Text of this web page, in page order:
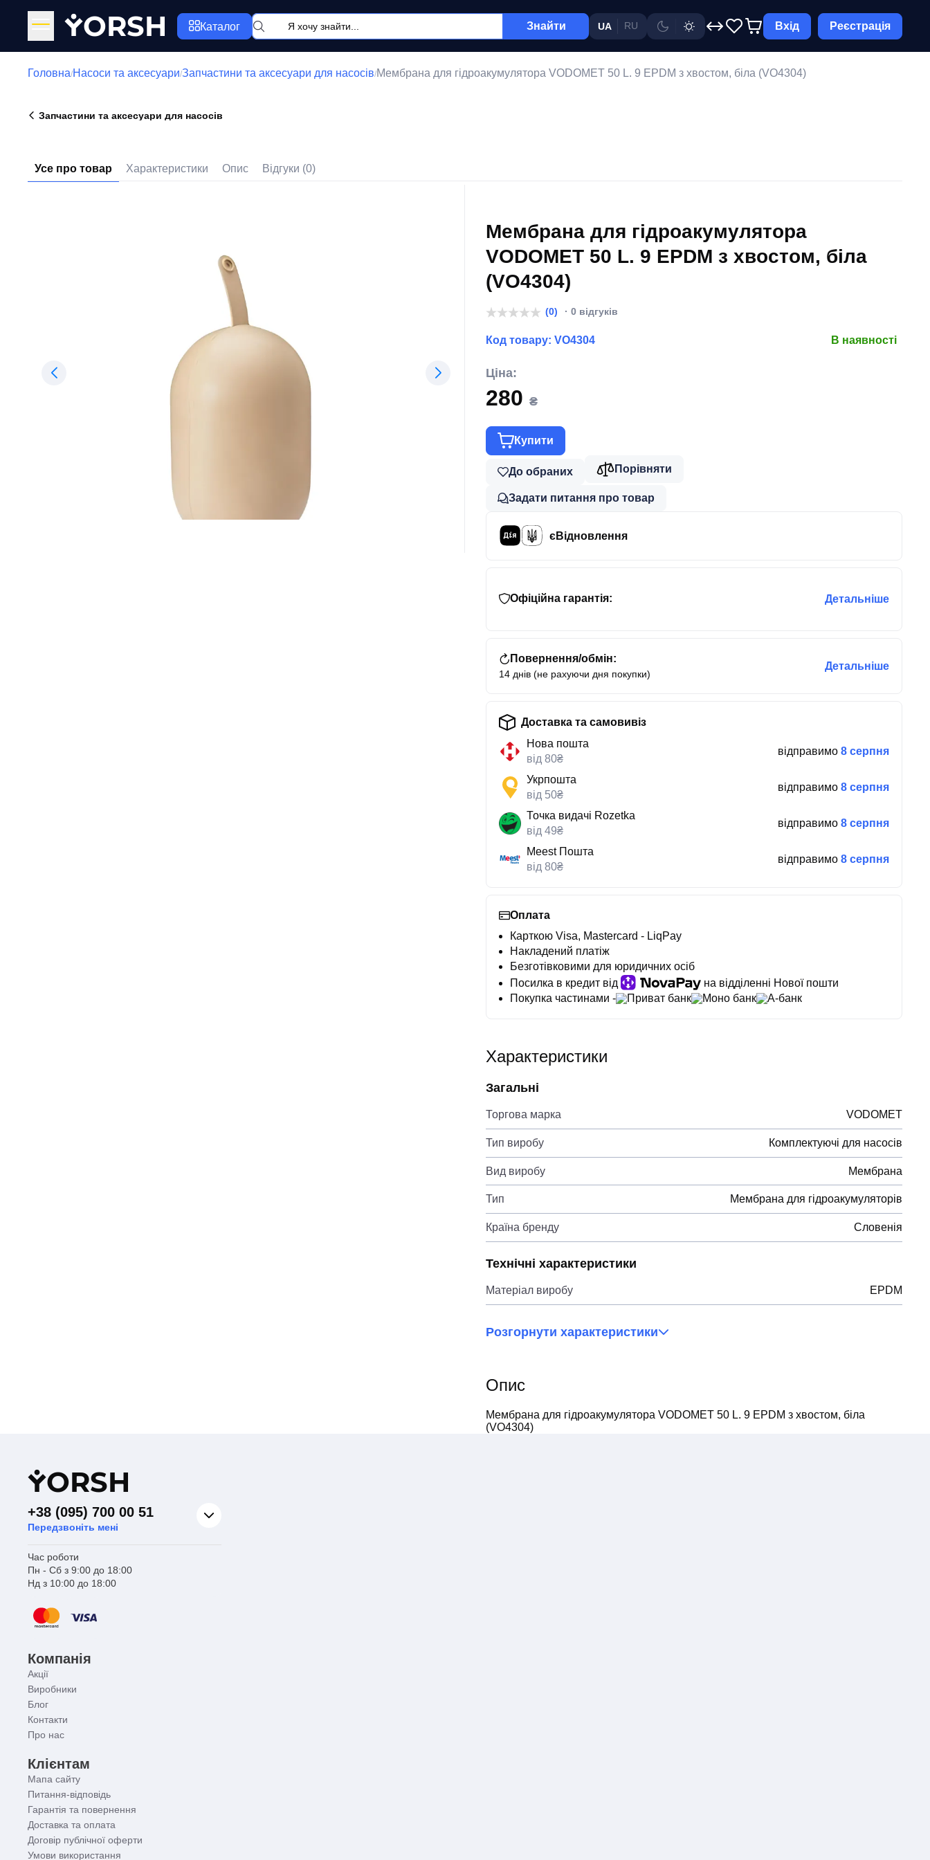
YORSH Каталог Знайти UA RU Вхід Реєстрація
Головна/Насоси та аксесуари/Запчастини та аксесуари для насосів/Мембрана для гідроакумулятора VODOMET 50 L. 9 EPDM з хвостом, біла (VO4304)
Запчастини та аксесуари для насосів
Усе про товар Характеристики Опис Відгуки (0)
Мембрана для гідроакумулятора
VODOMET 50 L. 9 EPDM з хвостом, біла
(VO4304)
(0) · 0 відгуків
Код товару: VO4304 В наявності
Ціна:
280 ₴
Купити
До обраних Порівняти
Задати питання про товар
єВідновлення
Офіційна гарантія: Детальніше
Повернення/обмін:
14 днів (не рахуючи дня покупки)
Детальніше
Доставка та самовивіз
Нова пошта
від 80₴
відправимо 8 серпня
Укрпошта
від 50₴
відправимо 8 серпня
Точка видачі Rozetka
від 49₴
відправимо 8 серпня
Meest Пошта
від 80₴
відправимо 8 серпня
Оплата
Карткою Visa, Mastercard - LiqPay
Накладений платіж
Безготівковими для юридичних осіб
Посилка в кредит від
на відділенні Нової пошти
Покупка частинами -
Приват банк Моно банк А-банк
Характеристики
Загальні
Торгова марка VODOMET
Тип виробу Комплектуючі для насосів
Вид виробу Мембрана
Тип Мембрана для гідроакумуляторів
Країна бренду Словенія
Технічні характеристики
Матеріал виробу EPDM
Розгорнути характеристики
Опис
Мембрана для гідроакумулятора VODOMET 50 L. 9 EPDM з хвостом, біла
(VO4304)
YORSH
+38 (095) 700 00 51
Передзвоніть мені
Час роботи
Пн - Сб з 9:00 до 18:00
Нд з 10:00 до 18:00
Компанія
Акції
Виробники
Блог
Контакти
Про нас
Клієнтам
Мапа сайту
Питання-відповідь
Гарантія та повернення
Доставка та оплата
Договір публічної оферти
Умови використання